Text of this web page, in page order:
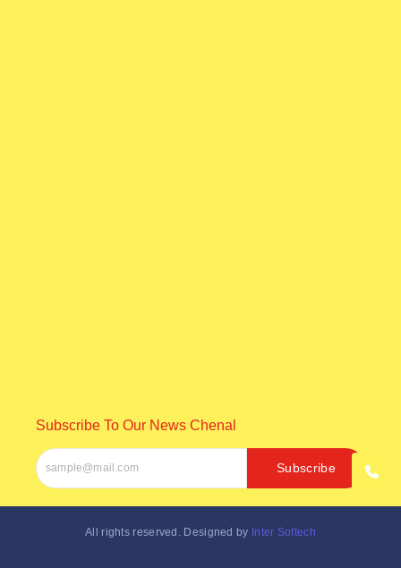
Subscribe To Our News Chenal
Subscribe
All rights reserved. Designed by Inter Softech